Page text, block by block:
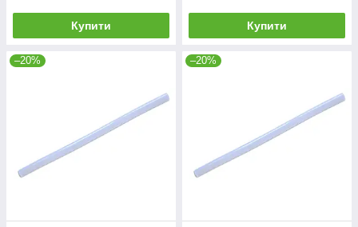
Купити Купити
–20% –20%